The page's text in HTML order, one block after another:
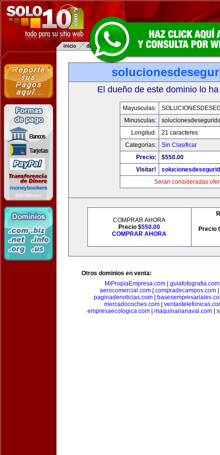
El dueño de este dominio lo
Mayusculas:
Minusculas:
Longitud:
21 caracteres
Categorias:
Sin Clasificar
Precio:
$550.00
Visitar!
Serán consideradas
COMPRAR AHORA
Precio $550.00
COMPRAR AHORA
Precio
Otros dominios en venta:
MiPropiaEmpresa.com
guiafotografia.com
aerocomercial.com| compradecampos.com|
paginadenoticias.com|
mercadocoches.com|
empresaecologica.com| maquinarianaval.com|